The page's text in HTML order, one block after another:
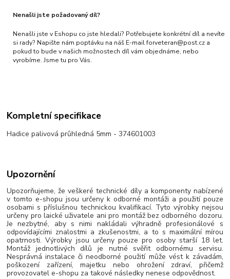
Nenašli jste požadovaný díl?
Nenašli jste v Eshopu co jste hledali? Potřebujete konkrétní díl a nevíte
si rady? Napište nám poptávku na náš E-mail forveteran@post.cz a
pokud to bude v našich možnostech díl vám objednáme, nebo
vyrobíme. Jsme tu pro Vás.
Kompletní specifikace
Hadice palivová průhledná 5mm - 374601003
Upozornění
Upozorňujeme, že veškeré technické díly a komponenty nabízené
v tomto e-shopu jsou určeny k odborné montáži a použití pouze
osobami s příslušnou technickou kvalifikací. Tyto výrobky nejsou
určeny pro laické uživatele ani pro montáž bez odborného dozoru.
Je nezbytné, aby s nimi nakládali výhradně profesionálové s
odpovídajícími znalostmi a zkušenostmi, a to s maximální mírou
opatrnosti. Výrobky jsou určeny pouze pro osoby starší 18 let.
Montáž jednotlivých dílů je nutné svěřit odbornému servisu.
Nesprávná instalace či neodborné použití může vést k závadám,
poškození zařízení, majetku nebo ohrožení zdraví, přičemž
provozovatel e-shopu za takové následky nenese odpovědnost.